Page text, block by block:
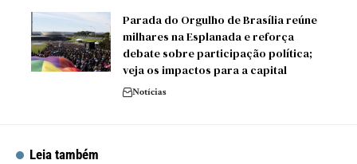
Parada do Orgulho de Brasília reúne
milhares na Esplanada e reforça
debate sobre participação política;
veja os impactos para a capital
Notícias
Leia também